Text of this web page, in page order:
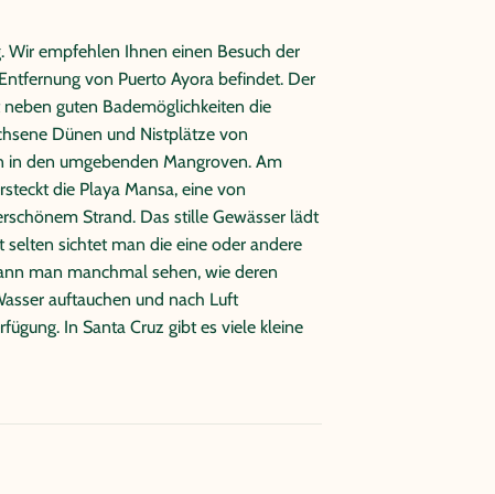
(Beiboot) gehen Sie mitten unter
die kleine Insel während eines
Felsküste im Norden ein ganzes Stück
Mittagessen an Bord haben Sie noch
Punta Carrión in Begleitung von
kehren Sie wieder nach Puerto
buchbar. Dennoch müssen aufgrund der
Verfügbarkeiten überprüft werden.
(Internationale Gruppe, Englisch,
und Blaufußtölpeln,
Wir empfehlen Ihnen einen Besuch der
von Puerto Ayora befindet. Der
guten Bademöglichkeiten die
Dünen und Nistplätze von
in den umgebenden Mangroven. Am
die Playa Mansa, eine von
Strand. Das stille Gewässer lädt
sichtet man die eine oder andere
man manchmal sehen, wie deren
auftauchen und nach Luft
In Santa Cruz gibt es viele kleine